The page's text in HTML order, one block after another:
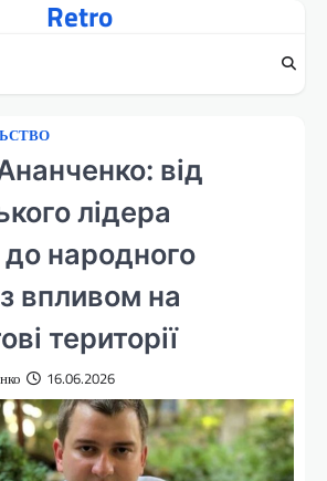
Retro
від
лідера
народного
впливом на
території
16.06.2026